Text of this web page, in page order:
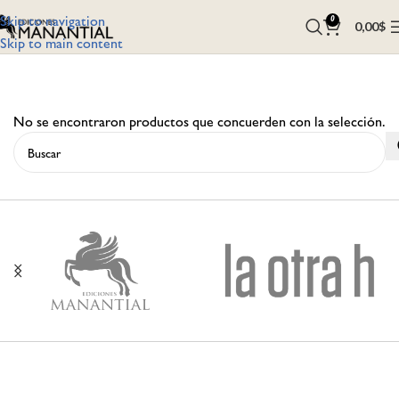
Skip to navigation
Skip to main content
0 0,00$
No se encontraron productos que concuerden con la selección.